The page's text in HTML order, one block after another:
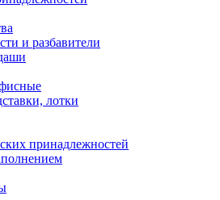
и разбавители
лотки
принадлежностей